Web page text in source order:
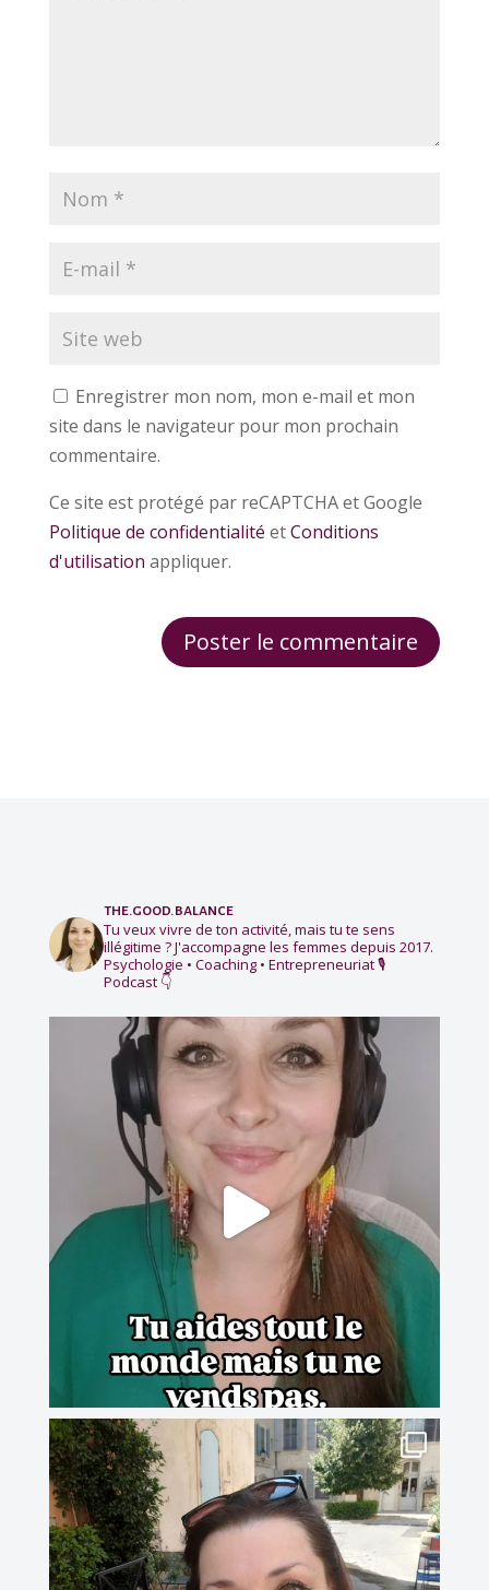
Enregistrer mon nom, mon e-mail et mon
site dans le navigateur pour mon prochain
commentaire.
Ce site est protégé par reCAPTCHA et Google
Politique de confidentialité etConditions
d'utilisation appliquer.
the.good.balance
Tu veux vivre de ton activité, mais tu te sens
illégitime ?J'accompagne les femmes depuis 2017.
Psychologie • Coaching • Entrepreneuriat🎙️
Podcast 👇